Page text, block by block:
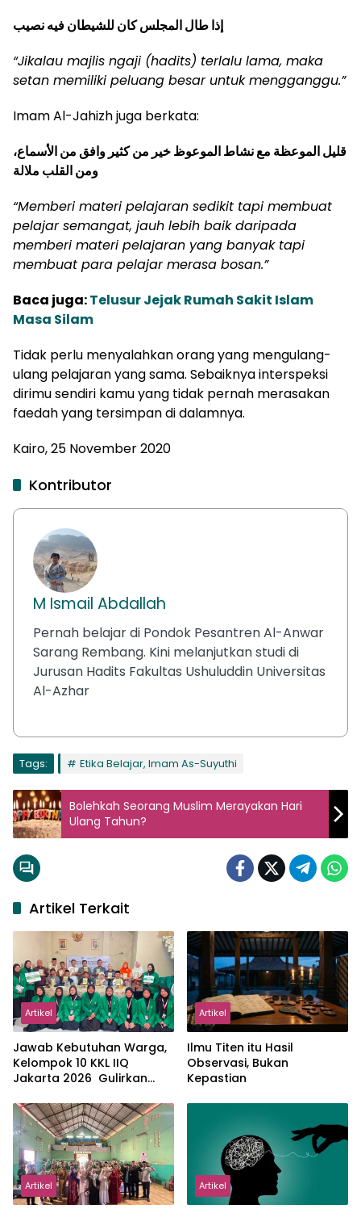
إذا طال المجلس كان للشيطان فيه نصيب
“Jikalau majlis ngaji (hadits) terlalu lama, maka
setan memiliki peluang besar untuk mengganggu.”
Imam Al-Jahizh juga berkata:
قليل الموعظة مع نشاط الموعوظ خير من كثير وافق من الأسماع،
ومن القلب ملالة
“Memberi materi pelajaran sedikit tapi membuat
pelajar semangat, jauh lebih baik daripada
memberi materi pelajaran yang banyak tapi
membuat para pelajar merasa bosan.”
Baca juga:Telusur Jejak Rumah Sakit Islam
Masa Silam
Tidak perlu menyalahkan orang yang mengulang-
ulang pelajaran yang sama. Sebaiknya interspeksi
dirimu sendiri kamu yang tidak pernah merasakan
faedah yang tersimpan di dalamnya.
Kairo, 25 November 2020
Kontributor
M Ismail Abdallah
Pernah belajar di Pondok Pesantren Al-Anwar
Sarang Rembang. Kini melanjutkan studi di
Jurusan Hadits Fakultas Ushuluddin Universitas
Al-Azhar
Tags: Etika Belajar, Imam As-Suyuthi
Bolehkah Seorang Muslim Merayakan Hari
Ulang Tahun?
Artikel Terkait
Artikel
Jawab Kebutuhan Warga,
Kelompok 10 KKL IIQ
Jakarta 2026 Gulirkan
Sukamanah
Artikel
Ilmu Titen itu Hasil
Observasi, Bukan
Kepastian
Artikel Artikel